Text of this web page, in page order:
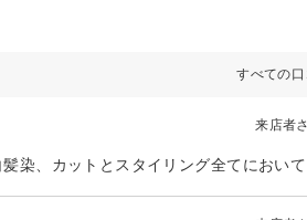
すべての
来店者